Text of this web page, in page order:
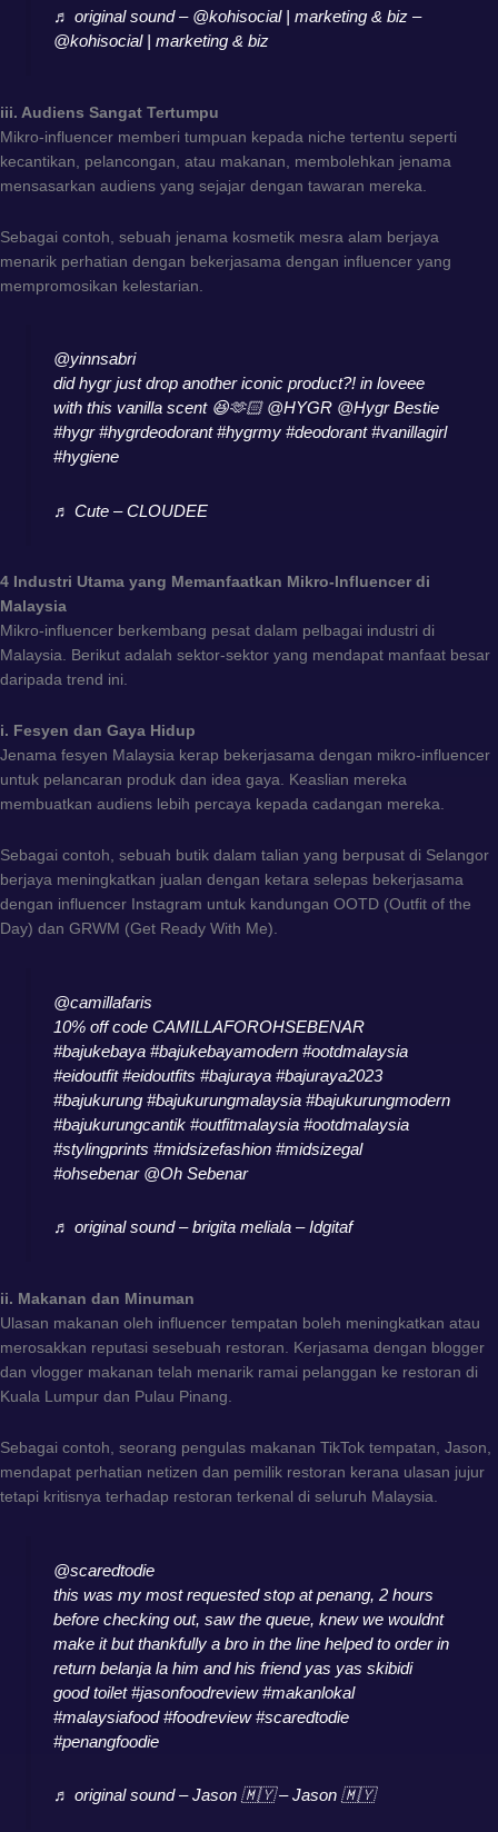
♬ original sound – @kohisocial | marketing & biz –
@kohisocial | marketing & biz
iii. Audiens Sangat Tertumpu
Mikro-influencer memberi tumpuan kepada niche tertentu seperti
kecantikan, pelancongan, atau makanan, membolehkan jenama
mensasarkan audiens yang sejajar dengan tawaran mereka.
Sebagai contoh, sebuah jenama kosmetik mesra alam berjaya
menarik perhatian dengan bekerjasama dengan influencer yang
mempromosikan kelestarian.
@yinnsabri
did hygr just drop another iconic product?! in loveee
with this vanilla scent 😆🫶🏻 @HYGR @Hygr Bestie
#hygr #hygrdeodorant #hygrmy #deodorant #vanillagirl
#hygiene
♬ Cute – CLOUDEE
4 Industri Utama yang Memanfaatkan Mikro-Influencer di
Malaysia
Mikro-influencer berkembang pesat dalam pelbagai industri di
Malaysia. Berikut adalah sektor-sektor yang mendapat manfaat besar
daripada trend ini.
i. Fesyen dan Gaya Hidup
Jenama fesyen Malaysia kerap bekerjasama dengan mikro-influencer
untuk pelancaran produk dan idea gaya. Keaslian mereka
membuatkan audiens lebih percaya kepada cadangan mereka.
Sebagai contoh, sebuah butik dalam talian yang berpusat di Selangor
berjaya meningkatkan jualan dengan ketara selepas bekerjasama
dengan influencer Instagram untuk kandungan OOTD (Outfit of the
Day) dan GRWM (Get Ready With Me).
@camillafaris
10% off code CAMILLAFOROHSEBENAR
#bajukebaya #bajukebayamodern #ootdmalaysia
#eidoutfit #eidoutfits #bajuraya #bajuraya2023
#bajukurung #bajukurungmalaysia #bajukurungmodern
#bajukurungcantik #outfitmalaysia #ootdmalaysia
#stylingprints #midsizefashion #midsizegal
#ohsebenar@Oh Sebenar
♬ original sound – brigita meliala – Idgitaf
ii. Makanan dan Minuman
Ulasan makanan oleh influencer tempatan boleh meningkatkan atau
merosakkan reputasi sesebuah restoran. Kerjasama dengan blogger
dan vlogger makanan telah menarik ramai pelanggan ke restoran di
Kuala Lumpur dan Pulau Pinang.
Sebagai contoh, seorang pengulas makanan TikTok tempatan, Jason,
mendapat perhatian netizen dan pemilik restoran kerana ulasan jujur
tetapi kritisnya terhadap restoran terkenal di seluruh Malaysia.
@scaredtodie
this was my most requested stop at penang, 2 hours
before checking out, saw the queue, knew we wouldnt
make it but thankfully a bro in the line helped to order in
return belanja la him and his friend yas yas skibidi
good toilet#jasonfoodreview #makanlokal
#malaysiafood #foodreview #scaredtodie
#penangfoodie
♬ original sound – Jason 🇲🇾 – Jason 🇲🇾